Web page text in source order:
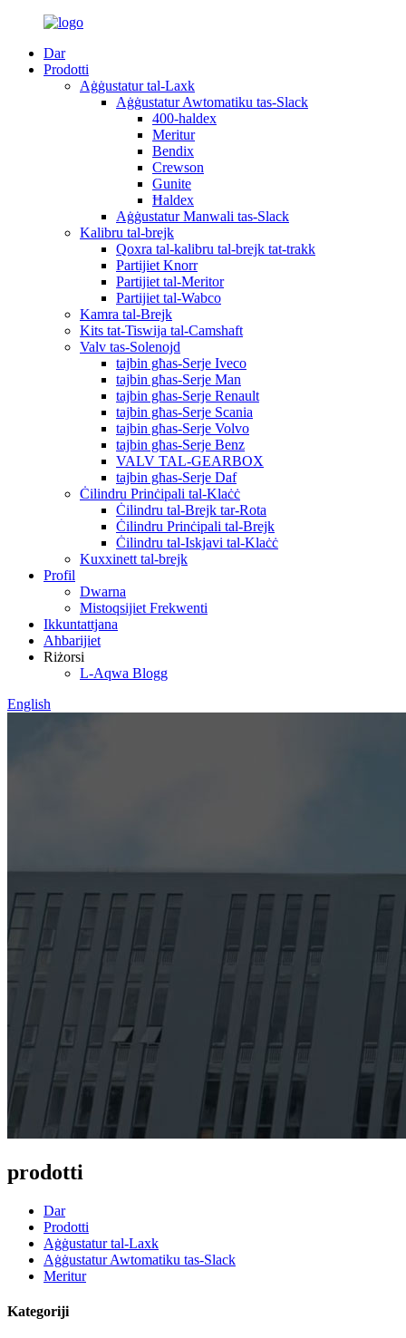
Dar
Prodotti
Aġġustatur tal-Laxk
Aġġustatur Awtomatiku tas-Slack
400-haldex
Meritur
Bendix
Crewson
Gunite
Ħaldex
Aġġustatur Manwali tas-Slack
Kalibru tal-brejk
Qoxra tal-kalibru tal-brejk tat-trakk
Partijiet Knorr
Partijiet tal-Meritor
Partijiet tal-Wabco
Kamra tal-Brejk
Kits tat-Tiswija tal-Camshaft
Valv tas-Solenojd
tajbin għas-Serje Iveco
tajbin għas-Serje Man
tajbin għas-Serje Renault
tajbin għas-Serje Scania
tajbin għas-Serje Volvo
tajbin għas-Serje Benz
VALV TAL-GEARBOX
tajbin għas-Serje Daf
Ċilindru Prinċipali tal-Klaċċ
Ċilindru tal-Brejk tar-Rota
Ċilindru Prinċipali tal-Brejk
Ċilindru tal-Iskjavi tal-Klaċċ
Kuxxinett tal-brejk
Profil
Dwarna
Mistoqsijiet Frekwenti
Ikkuntattjana
Aħbarijiet
Riżorsi
L-Aqwa Blogg
English
prodotti
Dar
Prodotti
Aġġustatur tal-Laxk
Aġġustatur Awtomatiku tas-Slack
Meritur
Kategoriji